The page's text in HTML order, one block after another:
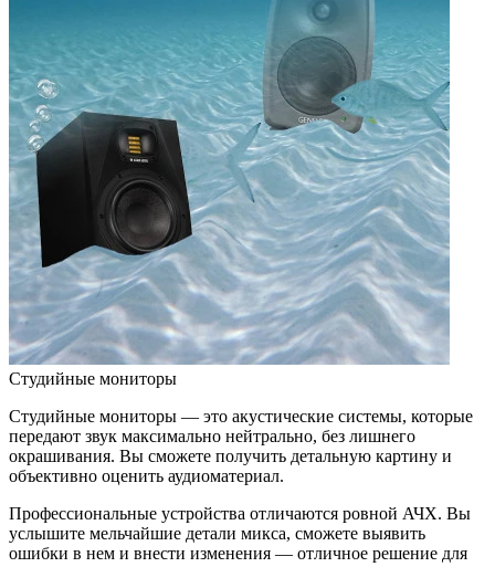
Студийные мониторы
Студийные мониторы — это акустические системы, которые
передают звук максимально нейтрально, без лишнего
окрашивания. Вы сможете получить детальную картину и
объективно оценить аудиоматериал.
Профессиональные устройства отличаются ровной АЧХ. Вы
услышите мельчайшие детали микса, сможете выявить
ошибки в нем и внести изменения — отличное решение для